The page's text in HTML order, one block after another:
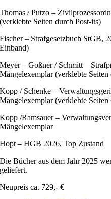
Thomas / Putzo –
(verklebte Seiten durch Post-its)
Fischer – Strafgesetzbuch StGB,
Einband)
Meyer – Goßner / Schmitt –
Mängelexemplar (verklebte Seiten
Kopp / Schenke –
Mängelexemplar (verklebte
Kopp /Ramsauer –
Mängelexemplar
Hopt – HGB 2026, Top Zustand
Die Bücher aus dem Jahr 2025
geliefert.
Neupreis ca. 729,- €